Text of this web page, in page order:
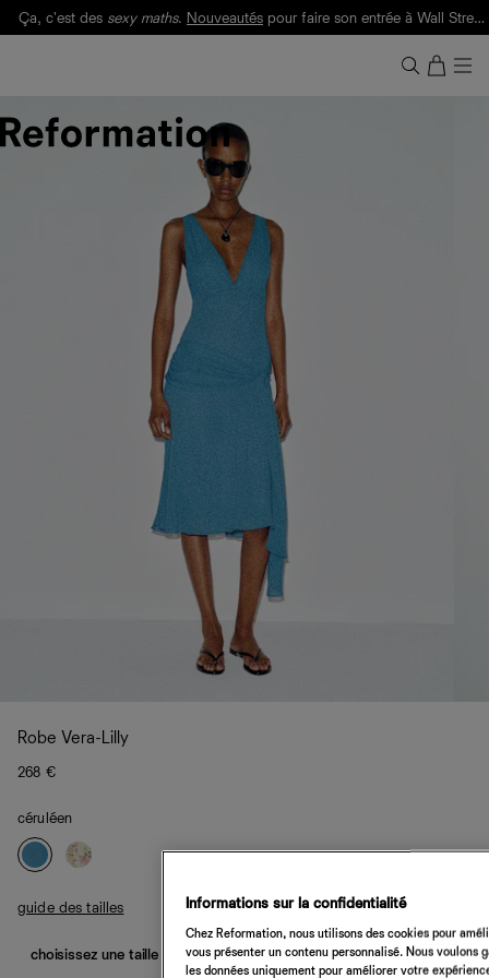
Ça, c'est des sexy maths. Nouveautés pour faire son entrée à Wall Street.
Robe Vera-Lilly
268 €
céruléen
guide des tailles
choisissez une taille
Informations sur la confidentialité
Chez Reformation, nous utilisons des cookies pour
vous présenter un contenu personnalisé. Nous
les données uniquement pour améliorer votre